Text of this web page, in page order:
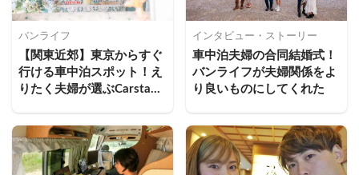
バンライフ
【関東近郊】東京からすぐ
行ける車中泊スポット！え
りたく夫婦が選ぶCarstay
インタビュー・ストーリー
車中泊夫婦の合同結婚式！
バンライフが夫婦関係をよ
り良いものにしてくれた